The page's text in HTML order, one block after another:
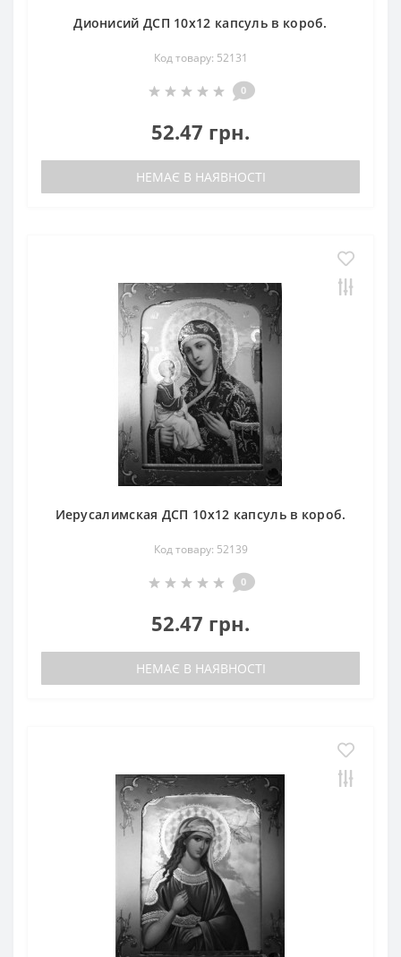
Дионисий ДСП 10х12 капсуль в короб.
Код товару: 52131
0
52.47 грн.
НЕМАЄ В НАЯВНОСТІ
Иерусалимская ДСП 10х12 капсуль в короб.
Код товару: 52139
0
52.47 грн.
НЕМАЄ В НАЯВНОСТІ